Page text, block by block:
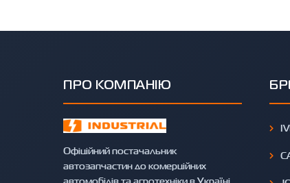
ПРО КОМПАНІЮ
Офіційний постачальник
автозапчастин до комерційних